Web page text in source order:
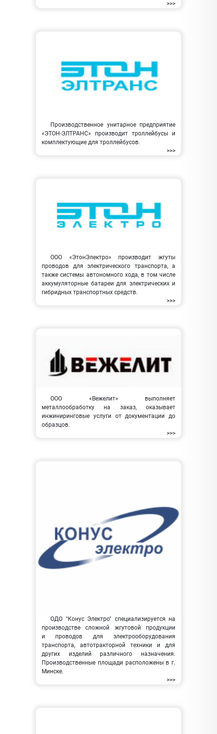
>>>
Производственное унитарное предприятие
«ЭТОН-ЭЛТРАНС» производит троллейбусы и
комплектующие для троллейбусов.
>>>
ООО «ЭтонЭлектро» производит жгуты
проводов для электрического транспорта, а
также системы автономного хода, в том числе
аккумуляторные батареи для электрических и
гибридных транспортных средств.
>>>
ООО «Вежелит» выполняет
металлообработку на заказ, оказывает
инжиниринговые услуги от документации до
образцов.
>>>
ОДО "Конус Электро" специализируется на
производстве сложной жгутовой продукции
и проводов для электрооборудования
транспорта, автотракторной техники и для
других изделий различного назначения.
Производственные площади расположены в г.
Минске.
>>>